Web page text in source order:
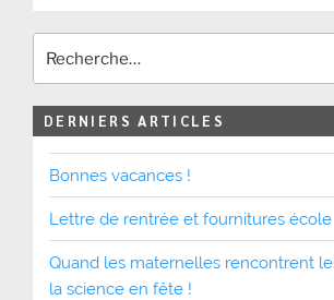
DERNIERS ARTICLES
Bonnes vacances !
Lettre de rentrée et fournitures école
Quand les maternelles rencontrent
la science en fête !